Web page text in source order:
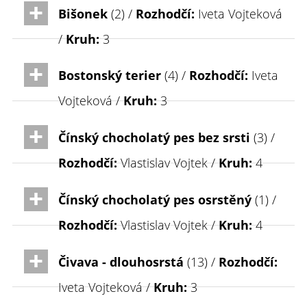
Bišonek (2) / Rozhodčí: Iveta Vojteková
/Kruh:3
Bostonský terier (4) / Rozhodčí: Iveta
Vojteková /Kruh:3
Čínský chocholatý pes bez srsti (3) /
Rozhodčí:Vlastislav Vojtek /Kruh:4
Čínský chocholatý pes osrstěný (1) /
Rozhodčí:Vlastislav Vojtek /Kruh:4
Čivava - dlouhosrstá (13) / Rozhodčí:
Iveta Vojteková /Kruh:3